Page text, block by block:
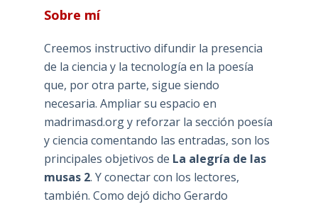
Sobre mí
Creemos instructivo difundir la presencia
de la ciencia y la tecnología en la poesía
que, por otra parte, sigue siendo
necesaria. Ampliar su espacio en
madrimasd.org y reforzar la sección poesía
y ciencia comentando las entradas, son los
principales objetivos de La alegría de las
musas 2. Y conectar con los lectores,
también. Como dejó dicho Gerardo